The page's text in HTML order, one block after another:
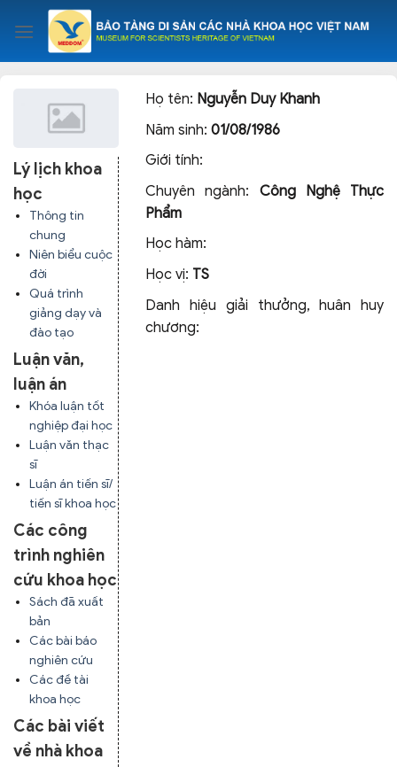
content
Lý lịch khoa
học
Thông tin
chung
Niên biểu cuộc
đời
Quá trình
giảng dạy và
đào tạo
Luận văn,
luận án
Khóa luận tốt
nghiệp đại học
Luận văn thạc
sĩ
Luận án tiến sĩ/
tiến sĩ khoa học
Các công
trình nghiên
cứu khoa học
Sách đã xuất
bản
Các bài báo
nghiên cứu
Các đề tài
khoa học
Các bài viết
về nhà khoa
Họ tên: Nguyễn Duy Khanh
Năm sinh:01/08/1986
Giới tính:
Chuyên ngành: Công Nghệ Thực
Phẩm
Học hàm:
Học vị: TS
Danh hiệu giải thưởng, huân huy
chương: